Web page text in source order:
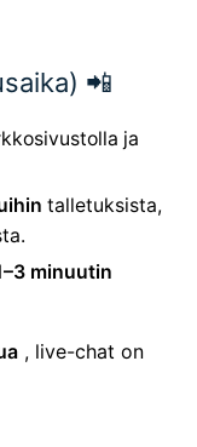
📲
ja
talletuksista,
minuutin
, live-chat on